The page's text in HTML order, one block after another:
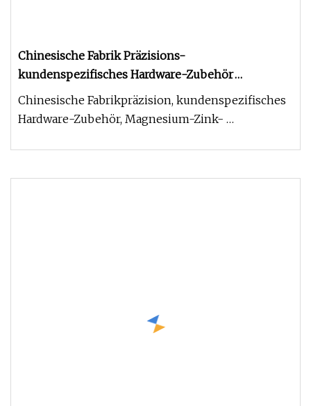
Chinesische Fabrik Präzisions-
kundenspezifisches Hardware-Zubehör
Magnesium-Zink-Aluminium-Teile Druckguss
Chinesische Fabrikpräzision, kundenspezifisches
Hardware-Zubehör, Magnesium-Zink-